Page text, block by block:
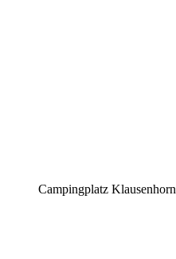
Campingplatz Klausenhorn